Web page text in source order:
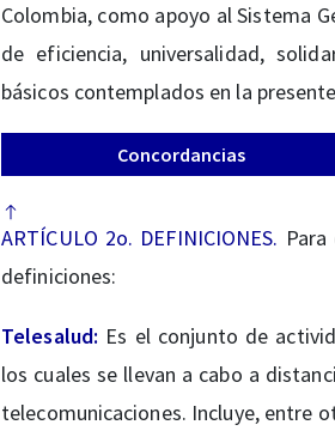
Colombia, como apoyo al Sistema
de eficiencia, universalidad,
básicos contemplados en la
Concordancias
ARTÍCULO 2o. DEFINICIONES.
definiciones:
Telesalud: Es el conjunto de
los cuales se llevan a cabo a
telecomunicaciones. Incluye, entre